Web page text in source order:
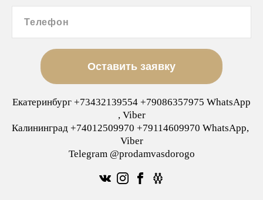
Телефон
Оставить заявку
Екатеринбург +73432139554 +79086357975 WhatsApp
, Viber
Калининград +74012509970 +79114609970 WhatsApp,
Viber
Telegram @prodamvasdorogo